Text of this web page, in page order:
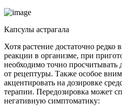
Капсулы астрагала
Хотя растение достаточно редко
реакции в организме, при
необходимо точно просчитывать
от рецептуры. Также особое
акцентировать на дозировке
терапии. Передозировка может
негативную симптоматику: